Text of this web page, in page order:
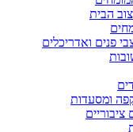
הבית
פנים ואדריכלים
ומסעדות
ציבוריים